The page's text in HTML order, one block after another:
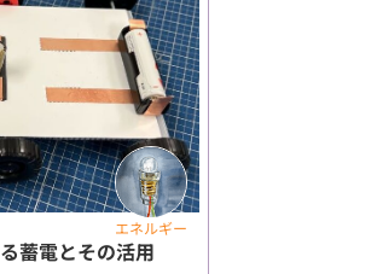
エネルギー
蓄電とその活用